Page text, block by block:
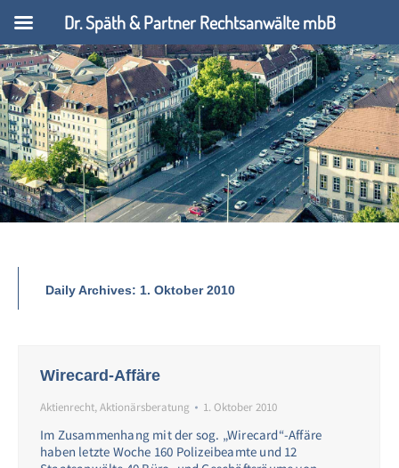
Daily Archives: 1. Oktober 2010
Wirecard-Affäre
Aktienrecht,Aktionärsberatung 1. Oktober 2010
Im Zusammenhang mit der sog. „Wirecard“-Affäre
haben letzte Woche 160 Polizeibeamte und 12
Dr. Späth & Partner Rechtsanwälte mbB